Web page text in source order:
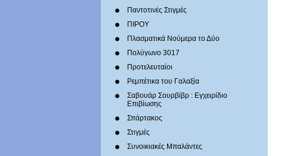
Παντοτινές Στιγμές
ΠΙΡΟΥ
Πλασματικά Νούμερα το Δύο
Πολύγωνο 3017
Προτελευταίοι
Ρεμπέτικα του Γαλαξία
Σαβουάρ Σουρβίβρ : Εγχειρίδιο
Επιβίωσης
Σπάρτακος
Στιγμές
Συνοικιακές Μπαλάντες